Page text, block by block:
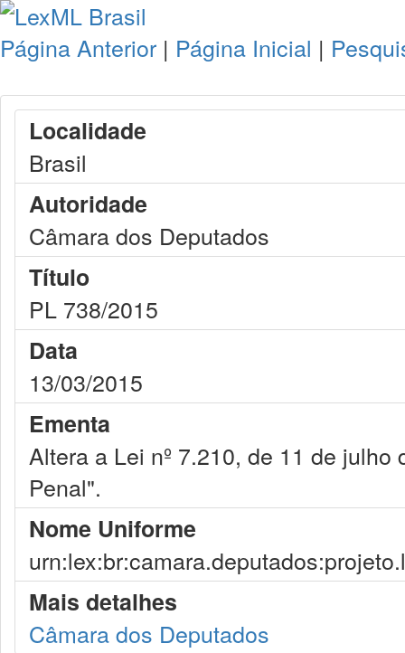
Página Anterior | Página Inicial |
Localidade
Brasil
Autoridade
Câmara dos Deputados
Título
PL 738/2015
Data
13/03/2015
Ementa
Altera a Lei nº 7.210, de 11 de
Penal".
Nome Uniforme
Mais detalhes
Câmara dos Deputados